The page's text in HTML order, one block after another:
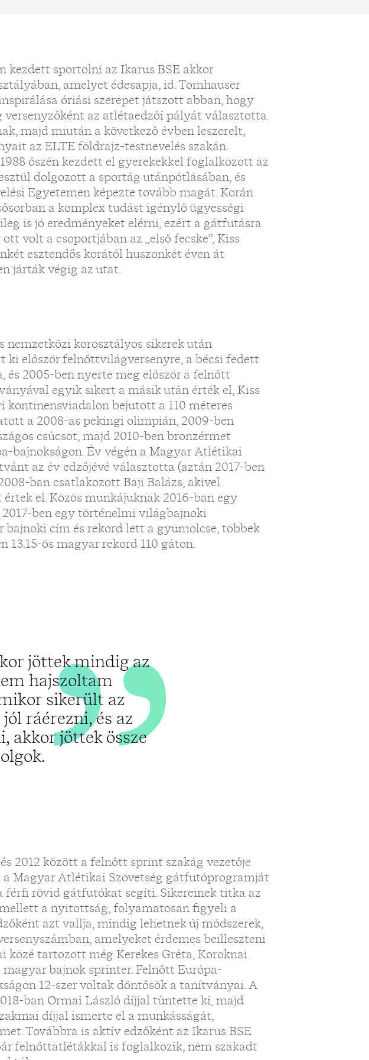
kezdett sportolni az Ikarus BSE akkor
amelyet édesapja, id. Tomhauser
óriási szerepet játszott abban, hogy
az atlétaedzői pályát választotta.
majd miután a következő évben leszerelt,
az ELTE földrajz-testnevelés szakán.
őszén kezdett el gyerekekkel foglalkozott az
dolgozott a sportág utánpótlásában, és
Egyetemen képezte tovább magát. Korán
a komplex tudást igénylő ügyességi
is jó eredményeket elérni, ezért a gátfutásra
volt a csoportjában az „első fecske”, Kiss
esztendős korától huszonkét éven át
járták végig az utat.
nemzetközi korosztályos sikerek után
ki először felnőttvilágversenyre, a bécsi fedett
és 2005-ben nyerte meg először a felnőtt
egyik sikert a másik után érték el, Kiss
kontinensviadalon bejutott a 110 méteres
a 2008-as pekingi olimpián, 2009-ben
csúcsot, majd 2010-ben bronzérmet
bajnokságon. Év végén a Magyar Atlétikai
az év edzőjévé választotta (aztán 2017-ben
ban csatlakozott Baji Balázs, akivel
el. Közös munkájuknak 2016-ban egy
ben egy történelmi világbajnoki
bajnoki cím és rekord lett a gyümölcse, többek
ös magyar rekord 110 gáton.
jöttek mindig az
hajszoltam
sikerült az
ráérezni, és az
akkor jöttek össze
„
2012 között a felnőtt sprint szakág vezetője
Magyar Atlétikai Szövetség gátfutóprogramját
férfi rövid gátfutókat segíti. Sikereinek titka az
a nyitottság, folyamatosan figyeli a
azt vallja, mindig lehetnek új módszerek,
amelyeket érdemes beilleszteni
közé tartozott még Kerekes Gréta, Koroknai
magyar bajnok sprinter. Felnőtt Európa-
12-szer voltak döntősök a tanítványai. A
ban Ormai László díjjal tűntette ki, majd
díjjal ismerte el a munkásságát,
Továbbra is aktív edzőként az Ikarus BSE
felnőttatlétákkal is foglalkozik, nem szakadt